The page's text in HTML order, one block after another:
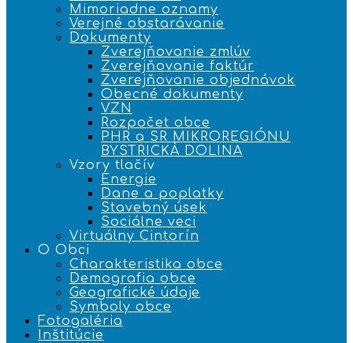
Mimoriadne oznamy
Verejné obstarávanie
Dokumenty
Zverejňovanie zmlúv
Zverejňovanie faktúr
Zverejňovanie objednávok
Obecné dokumenty
VZN
Rozpočet obce
PHR a SR MIKROREGIÓNU
BYSTRICKÁ DOLINA
Vzory tlačív
Energie
Dane a poplatky
Stavebný úsek
Sociálne veci
Virtuálny Cintorín
O Obci
Charakteristika obce
Demografia obce
Geografické údaje
Symboly obce
Fotogaléria
Inštitúcie